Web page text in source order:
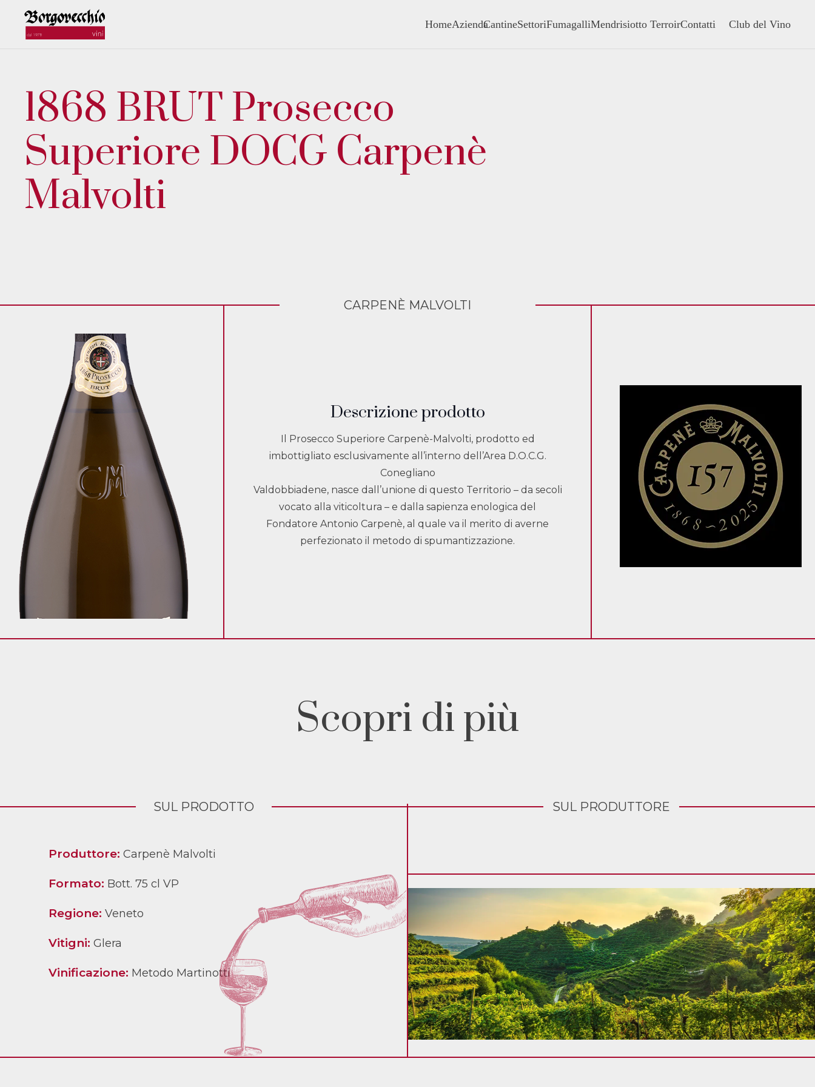
HomeAziendaCantineSettoriFumagalliMendrisiotto TerroirContatti Club del Vino
1868 BRUT Prosecco
Superiore DOCG Carpenè
Malvolti
CARPENÈ MALVOLTI
Descrizione prodotto
Il Prosecco Superiore Carpenè-Malvolti, prodotto ed
imbottigliato esclusivamente all’interno dell’Area D.O.C.G.
Conegliano
Valdobbiadene, nasce dall’unione di questo Territorio – da secoli
vocato alla viticoltura – e dalla sapienza enologica del
Fondatore Antonio Carpenè, al quale va il merito di averne
perfezionato il metodo di spumantizzazione.
Scopri di più
SUL PRODOTTO
Produttore: Carpenè Malvolti
Formato: Bott. 75 cl VP
Regione: Veneto
Vitigni: Glera
Vinificazione: Metodo Martinotti
SUL PRODUTTORE